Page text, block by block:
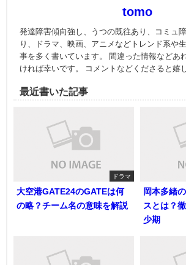
tomo
発達障害傾向強し、うつの既往あり、コミュ
り、ドラマ、映画、アニメなどトレンド系や
事を多く書いています。 間違った情報などあ
ければ幸いです。 コメントなどくださると嬉
最近書いた記事
ドラマ
大空港GATE24のGATEは何
の略？チーム名の意味を解説
岡本多緒
スとは？
少期